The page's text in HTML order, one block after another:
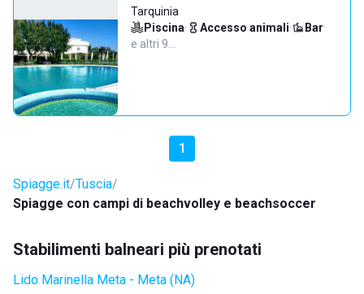
Tarquinia
Piscina· Accesso animali· Bar·
e altri 9…
1
Spiagge.it Tuscia
Spiagge con campi di beachvolley e beachsoccer
Stabilimenti balneari più prenotati
Lido Marinella Meta - Meta (NA)